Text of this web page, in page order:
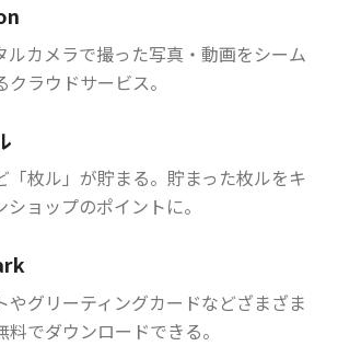
ルカメラで撮った写真・動画をシーム
ラウドサービス。
「枚ル」が貯まる。貯まった枚ルをキ
ョップのポイントに。
やグリーティングカードなどざまざま
でダウンロードできる。